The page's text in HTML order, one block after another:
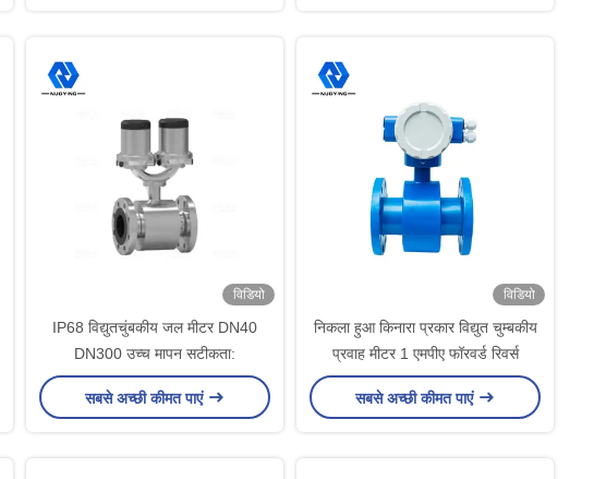
विडियो
IP68 विद्युतचुंबकीय जल मीटर DN40
DN300 उच्च मापन सटीकता:
सबसे अच्छी कीमत पाएं
विडियो
निकला हुआ किनारा प्रकार विद्युत चुम्बकीय
प्रवाह मीटर 1 एमपीए फॉरवर्ड रिवर्स
सबसे अच्छी कीमत पाएं